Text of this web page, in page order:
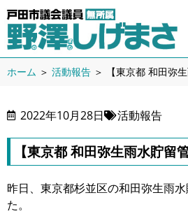
ホーム ＞ 活動報告 ＞ 【東京都 和田弥
2022年10月28日 活動報告
【東京都 和田弥生雨水貯留
昨日、東京都杉並区の和田弥生雨
た。